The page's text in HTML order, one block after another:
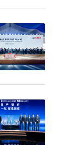
交互的便
舒适的乘
技与绿色